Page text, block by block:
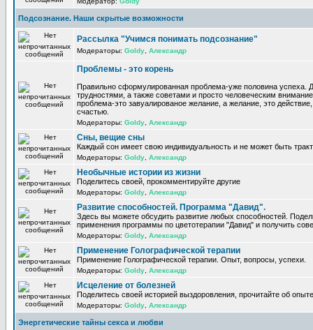
Подсознание. Наши скрытые возможности
Рассылка "Учимся понимать подсознание"
Модераторы: Goldy Александр
Проблемы - это корень
Правильно сформулированная проблема-уже половина успеха.
трудностями, а также советами и просто человеческим
проблема-это завуалированое желание, а желание, это
счастью.
Модераторы: Goldy Александр
Сны, вещие сны
Каждый сон имеет свою индивидуальность и не может быть
Модераторы: Goldy Александр
Необычные истории из жизни
Поделитесь своей, прокомментируйте другие
Модераторы: Goldy Александр
Развитие способностей. Программа "Давид".
Здесь вы можете обсудить развитие любых способностей.
применения программы по цветотерапии "Давид" и получить
Модераторы: Goldy Александр
Применение Голографической терапии
Применение Голографической терапии. Опыт, вопросы, успехи.
Модераторы: Goldy Александр
Исцеление от болезней
Поделитесь своей историей выздоровления, прочитайте об
Модераторы: Goldy Александр
Энергетические тайны секса и любви